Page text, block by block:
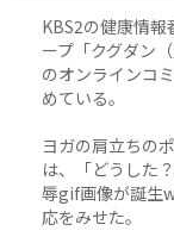
KBS2の健康情
ープ「クグダン
のオンラインコ
めている。
ヨガの肩立ちの
は、「どうした
辱gif画像が誕生
応をみせた。